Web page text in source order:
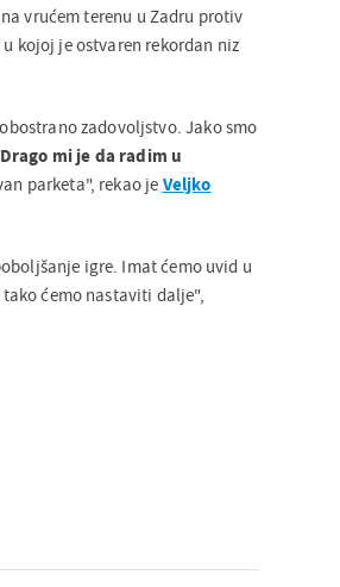
vrućem terenu u Zadru protiv
kojoj je ostvaren rekordan niz
zadovoljstvo. Jako smo
Drago mi je da radim u
parketa", rekao je Veljko
igre. Imat ćemo uvid u
ćemo nastaviti dalje",